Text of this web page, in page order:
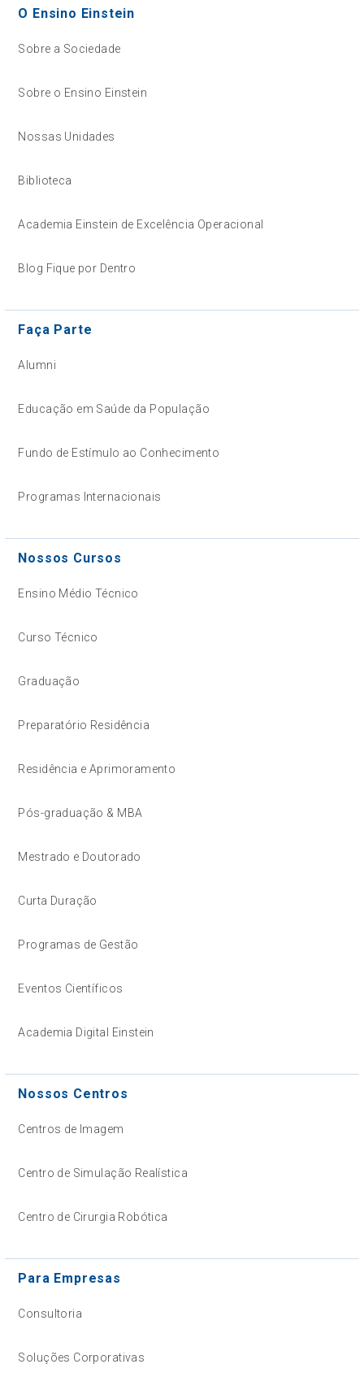
O Ensino Einstein
Sobre a Sociedade
Sobre o Ensino Einstein
Nossas Unidades
Biblioteca
Academia Einstein de Excelência Operacional
Blog Fique por Dentro
Faça Parte
Alumni
Educação em Saúde da População
Fundo de Estímulo ao Conhecimento
Programas Internacionais
Nossos Cursos
Ensino Médio Técnico
Curso Técnico
Graduação
Preparatório Residência
Residência e Aprimoramento
Pós-graduação & MBA
Mestrado e Doutorado
Curta Duração
Programas de Gestão
Eventos Científicos
Academia Digital Einstein
Nossos Centros
Centros de Imagem
Centro de Simulação Realística
Centro de Cirurgia Robótica
Para Empresas
Consultoria
Soluções Corporativas